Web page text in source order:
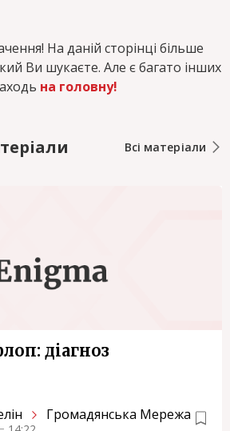
На даній сторінці більше
Ви шукаєте. Але є багато інших
на головну!
Всі матеріали
діагноз
Громадянська Мережа